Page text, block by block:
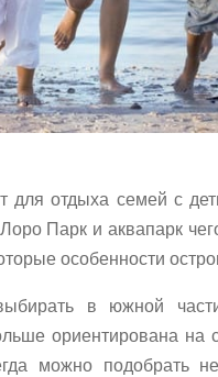
для отдыха семей с
Парк и аквапарк
особенности
в южной
ориентирована
можно подобрать